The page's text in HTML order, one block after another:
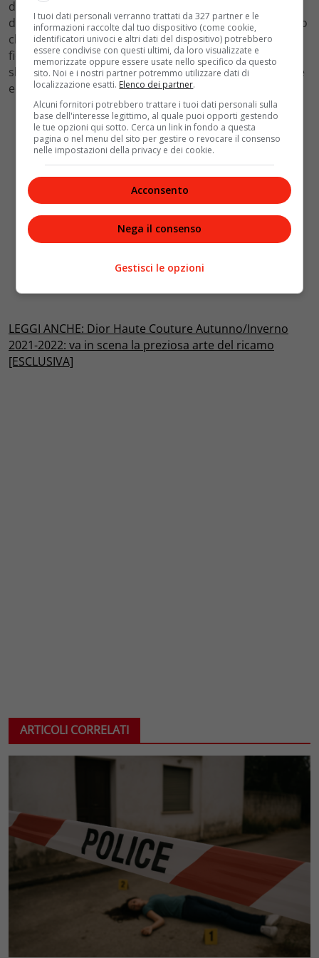
della star di
da un velo con paillettes colorate, un cappello a cilindro
che lascia trapelare uno chignon basso con un grande
fiocco rosa e un bouquet di fiori colorati. Alla fine dello
show l’attrice lancia il suo bouquet tra la folla. Semplice
ed elegante per un matrimonio di lusso.
LEGGI ANCHE: Dior Haute Couture Autunno/Inverno
2021-2022: va in scena la preziosa arte del ricamo
[ESCLUSIVA]
ARTICOLI CORRELATI
I tuoi dati personali verranno trattati da 327 partner e le
informazioni raccolte dal tuo dispositivo (come cookie,
identificatori univoci e altri dati del dispositivo) potrebbero
essere condivise con questi ultimi, da loro visualizzate e
memorizzate oppure essere usate nello specifico da questo
sito. Noi e i nostri partner potremmo utilizzare dati di
localizzazione esatti. Elenco dei partner.
Alcuni fornitori potrebbero trattare i tuoi dati personali sulla
base dell'interesse legittimo, al quale puoi opporti gestendo
le tue opzioni qui sotto. Cerca un link in fondo a questa
pagina o nel menu del sito per gestire o revocare il consenso
nelle impostazioni della privacy e dei cookie.
Acconsento
Nega il consenso
Gestisci le opzioni